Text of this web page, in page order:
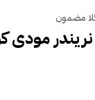
مضمون
مودی